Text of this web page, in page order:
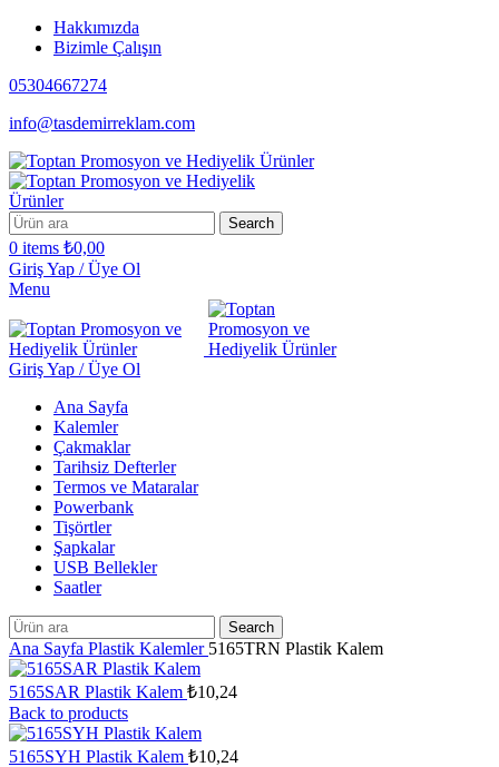
Hakkımızda
Bizimle Çalışın
05304667274
info@tasdemirreklam.com
Search
0 items ₺0,00
Giriş Yap / Üye Ol
Menu
Giriş Yap / Üye Ol
Ana Sayfa
Kalemler
Çakmaklar
Tarihsiz Defterler
Termos ve Mataralar
Powerbank
Tişörtler
Şapkalar
USB Bellekler
Saatler
Search
Ana Sayfa Plastik Kalemler 5165TRN Plastik Kalem
5165SAR Plastik Kalem ₺10,24
Back to products
5165SYH Plastik Kalem ₺10,24